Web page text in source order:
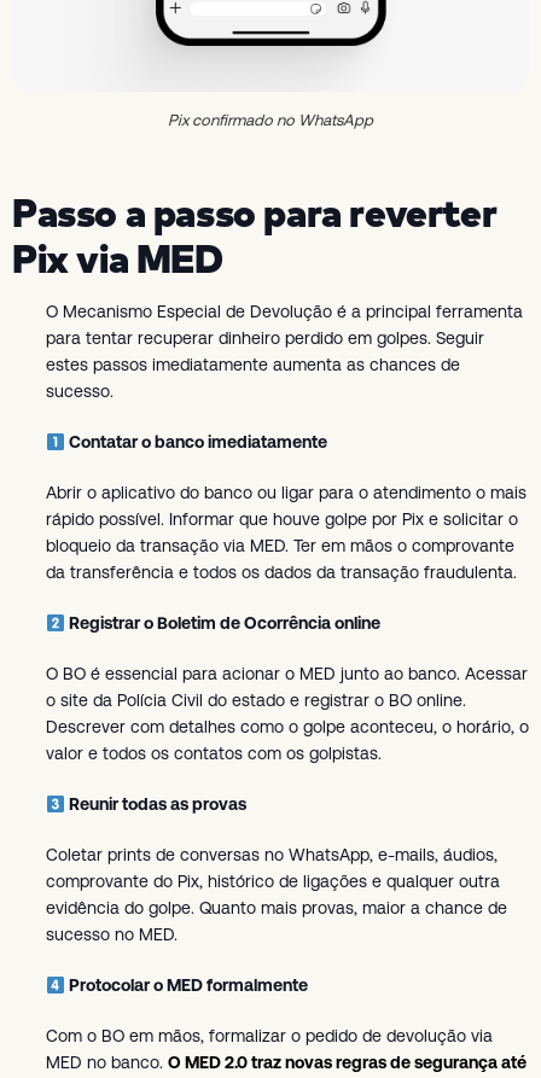
Pix confirmado no WhatsApp
Passo a passo para reverter
Pix via MED
O Mecanismo Especial de Devolução é a principal ferramenta
para tentar recuperar dinheiro perdido em golpes. Seguir
estes passos imediatamente aumenta as chances de
sucesso.
Contatar o banco imediatamente
Abrir o aplicativo do banco ou ligar para o atendimento o mais
rápido possível. Informar que houve golpe por Pix e solicitar o
bloqueio da transação via MED. Ter em mãos o comprovante
da transferência e todos os dados da transação fraudulenta.
Registrar o Boletim de Ocorrência online
O BO é essencial para acionar o MED junto ao banco. Acessar
o site da Polícia Civil do estado e registrar o BO online.
Descrever com detalhes como o golpe aconteceu, o horário, o
valor e todos os contatos com os golpistas.
Reunir todas as provas
Coletar prints de conversas no WhatsApp, e-mails, áudios,
comprovante do Pix, histórico de ligações e qualquer outra
evidência do golpe. Quanto mais provas, maior a chance de
sucesso no MED.
Protocolar o MED formalmente
Com o BO em mãos, formalizar o pedido de devolução via
MED no banco. O MED 2.0 traz novas regras de segurança até